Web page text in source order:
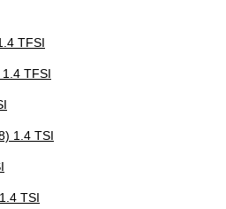
TFSI
TFSI
1.4 TSI
TSI